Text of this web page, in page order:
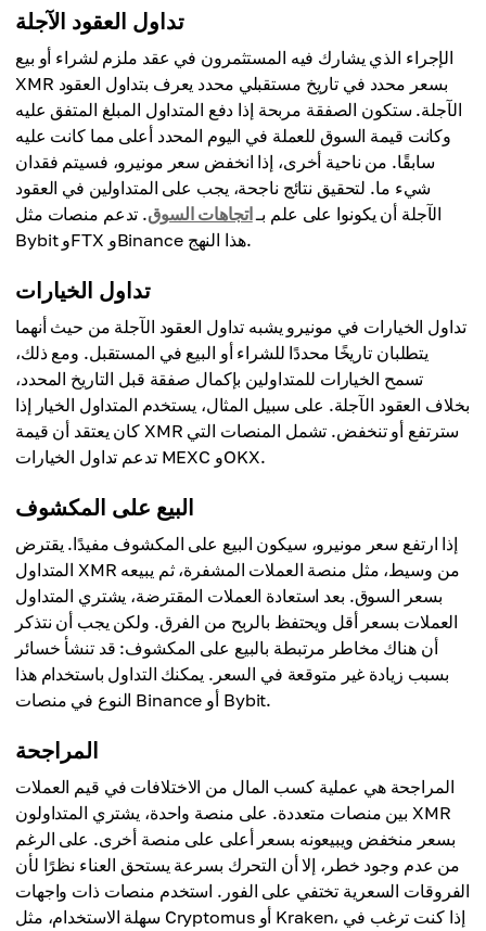
تداول العقود الآجلة
الإجراء الذي يشارك فيه المستثمرون في عقد ملزم لشراء أو بيع
XMR بسعر محدد في تاريخ مستقبلي محدد يعرف بتداول العقود
الآجلة. ستكون الصفقة مربحة إذا دفع المتداول المبلغ المتفق عليه
وكانت قيمة السوق للعملة في اليوم المحدد أعلى مما كانت عليه
سابقًا. من ناحية أخرى، إذا انخفض سعر مونيرو، فسيتم فقدان
شيء ما. لتحقيق نتائج ناجحة، يجب على المتداولين في العقود
الآجلة أن يكونوا على علم بـاتجاهات السوق. تدعم منصات مثل
Bybit وFTX وBinance هذا النهج.
تداول الخيارات
تداول الخيارات في مونيرو يشبه تداول العقود الآجلة من حيث أنهما
يتطلبان تاريخًا محددًا للشراء أو البيع في المستقبل. ومع ذلك،
تسمح الخيارات للمتداولين بإكمال صفقة قبل التاريخ المحدد،
بخلاف العقود الآجلة. على سبيل المثال، يستخدم المتداول الخيار إذا
كان يعتقد أن قيمة XMR سترتفع أو تنخفض. تشمل المنصات التي
تدعم تداول الخيارات MEXC وOKX.
البيع على المكشوف
إذا ارتفع سعر مونيرو، سيكون البيع على المكشوف مفيدًا. يقترض
المتداول XMR من وسيط، مثل منصة العملات المشفرة، ثم يبيعه
بسعر السوق. بعد استعادة العملات المقترضة، يشتري المتداول
العملات بسعر أقل ويحتفظ بالربح من الفرق. ولكن يجب أن نتذكر
أن هناك مخاطر مرتبطة بالبيع على المكشوف: قد تنشأ خسائر
بسبب زيادة غير متوقعة في السعر. يمكنك التداول باستخدام هذا
النوع في منصات Binance أو Bybit.
المراجحة
المراجحة هي عملية كسب المال من الاختلافات في قيم العملات
بين منصات متعددة. على منصة واحدة، يشتري المتداولون XMR
بسعر منخفض ويبيعونه بسعر أعلى على منصة أخرى. على الرغم
من عدم وجود خطر، إلا أن التحرك بسرعة يستحق العناء نظرًا لأن
الفروقات السعرية تختفي على الفور. استخدم منصات ذات واجهات
سهلة الاستخدام، مثل Cryptomus أو Kraken، إذا كنت ترغب في